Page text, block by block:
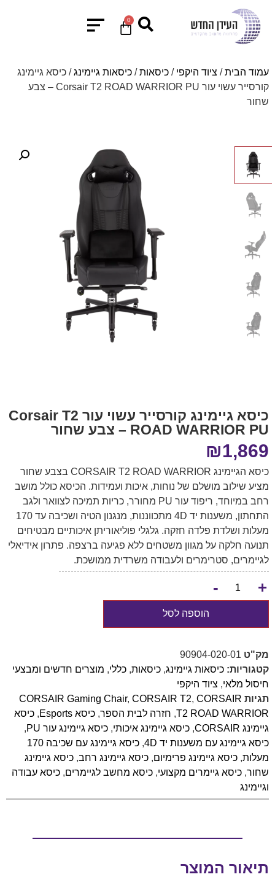
0
עמוד הבית/ ציוד היקפי / כיסאות/ כיסאות גיימינג/ כיסא גיימינג
קורסייר עשוי עור Corsair T2 ROAD WARRIOR PU – צבע
שחור
כיסא גיימינג קורסייר עשוי עור Corsair T2
ROAD WARRIOR PU – צבע שחור
₪1,869
כיסא הגיימינג CORSAIR T2 ROAD WARRIOR בצבע שחור
מציע שילוב מושלם של נוחות, איכות ועמידות. הכיסא כולל מושב
רחב במיוחד, ריפוד עור PU מחורר, כריות תמיכה לצוואר ולגב
התחתון, משענות יד 4D מתכווננות, מנגנון הטיה ושכיבה עד 170
מעלות ושלדת פלדה חזקה. גלגלי פוליאוריתן איכותיים מבטיחים
תנועה חלקה על מגוון משטחים ללא פגיעה ברצפה. פתרון אידיאלי
לגיימרים, סטרימרים ולעבודה משרדית ממושכת.
+
-
הוספה לסל
מק"ט 90904-020-01
קטגוריות: כיסאות גיימינג, כיסאות, כללי, מוצרים חדשים ומבצעי
חיסול מלאי, ציוד היקפי
תגיות
CORSAIR Gaming Chair, CORSAIR T2, CORSAIR
T2 ROAD WARRIOR
, חזרה לבית הספר, כיסא Esports , כיסא
גיימינג CORSAIR
, כיסא גיימינג איכותי, כיסא גיימינג עור PU
,
כיסא גיימינג עם משענות יד 4D
,
כיסא גיימינג עם שכיבה 170
מעלות, כיסא גיימינג פרימיום, כיסא גיימינג רחב, כיסא גיימינג
שחור, כיסא גיימרים מקצועי, כיסא מחשב לגיימרים, כיסא עבודה
וגיימינג
תיאור המוצר